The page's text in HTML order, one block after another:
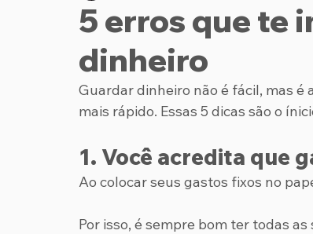
5 erros que te
dinheiro
Guardar dinheiro não é fácil, mas é
mais rápido. Essas 5 dicas são o
1. Você acredita que
Ao colocar seus gastos fixos no
Por isso, é sempre bom ter todas